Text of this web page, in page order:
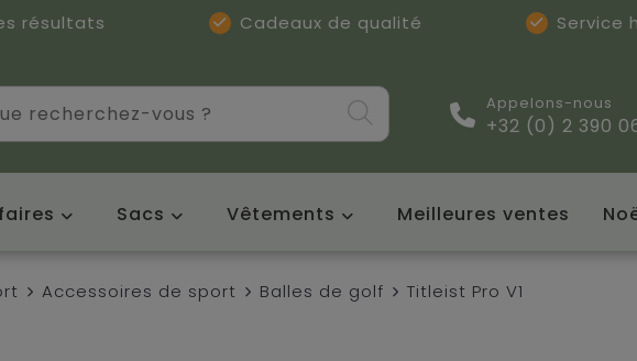
résultats Cadeaux de qualité Service
Appelons-nous
+32 (0) 2 390
Sacs Vêtements Meilleures ventes
Accessoires de sport Balles de golf Titleist Pro V1